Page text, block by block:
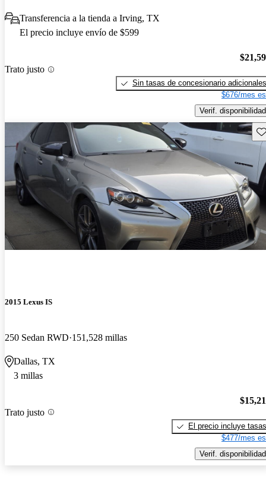
Transferencia a la tienda a Irving, TX
El precio incluye envío de $599
Trato justo
Sin tasas de concesionario adicionales
$676/mes
Verif. disponibilidad
2015 Lexus IS
250 Sedan RWD 151,528 millas
Dallas, TX
3 millas
Trato justo
El precio incluye tasas
$477/mes
Verif. disponibilidad